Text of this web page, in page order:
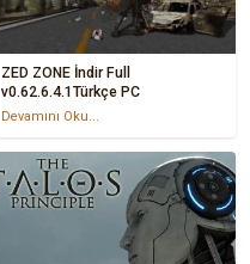
ZED ZONE İndir Full
v0.62.6.4.1Türkçe PC
Devamını Oku...